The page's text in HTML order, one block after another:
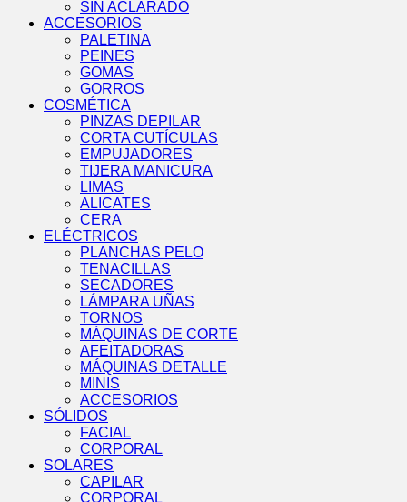
SIN ACLARADO
ACCESORIOS
PALETINA
PEINES
GOMAS
GORROS
COSMÉTICA
PINZAS DEPILAR
CORTA CUTÍCULAS
EMPUJADORES
TIJERA MANICURA
LIMAS
ALICATES
CERA
ELÉCTRICOS
PLANCHAS PELO
TENACILLAS
SECADORES
LÁMPARA UÑAS
TORNOS
MÁQUINAS DE CORTE
AFEITADORAS
MÁQUINAS DETALLE
MINIS
ACCESORIOS
SÓLIDOS
FACIAL
CORPORAL
SOLARES
CAPILAR
CORPORAL